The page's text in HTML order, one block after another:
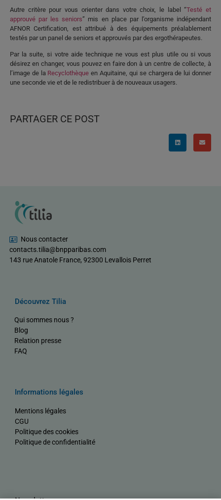
Autre critère pour vous orienter dans votre choix, le label “Testé et
approuvé par les seniors” mis en place par l’organisme indépendant
AFNOR Certification, est attribué à des équipements préalablement
testés par un panel de seniors et approuvés par des ergothérapeutes.
Par la suite, si votre aide technique ne vous est plus utile ou si vous
désirez en changer, vous pouvez en faire don à un centre de collecte, à
l’image de la Recyclothèque en Aquitaine, qui se chargera de lui donner
une seconde vie et de le redistribuer à de nouveaux usagers.
PARTAGER CE POST
Nous contacter
contacts.tilia@bnpparibas.com
143 rue Anatole France, 92300 Levallois Perret
Découvrez Tilia
Qui sommes nous ?
Blog
Relation presse
FAQ
Informations légales
Mentions légales
CGU
Politique des cookies
Politique de confidentialité